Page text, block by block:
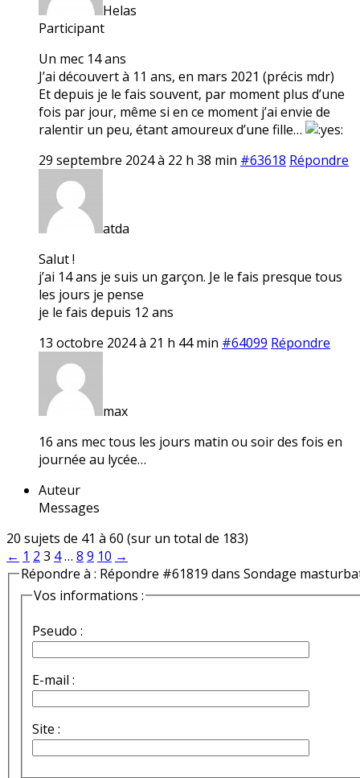
Helas
Participant
Un mec 14 ans
J’ai découvert à 11 ans, en mars 2021 (précis mdr)
Et depuis je le fais souvent, par moment plus d’une
fois par jour, même si en ce moment j’ai envie de
ralentir un peu, étant amoureux d’une fille…
29 septembre 2024 à 22 h 38 min #63618 Répondre
atda
Salut !
j’ai 14 ans je suis un garçon. Je le fais presque tous
les jours je pense
je le fais depuis 12 ans
13 octobre 2024 à 21 h 44 min #64099 Répondre
max
16 ans mec tous les jours matin ou soir des fois en
journée au lycée…
Auteur
Messages
20 sujets de 41 à 60 (sur un total de 183)
← 1 2 3 4… 8 9 10 →
Répondre à : Répondre #61819 dans Sondage
Vos informations :
Pseudo :
E-mail :
Site :